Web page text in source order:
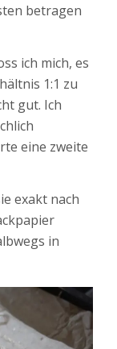
betragen
ich mich, es
1:1 zu
gut. Ich
eine zweite
exakt nach
in